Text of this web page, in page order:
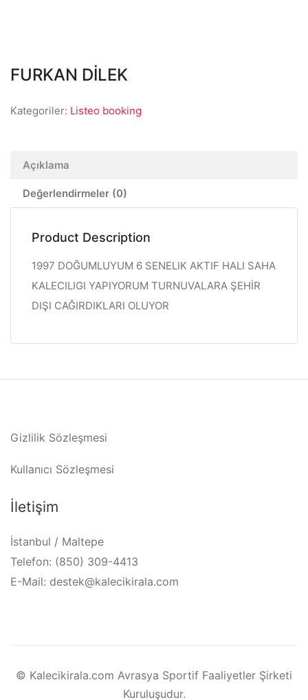
FURKAN DİLEK
Kategoriler: Listeo booking
Açıklama
Değerlendirmeler (0)
Product Description
1997 DOĞUMLUYUM 6 SENELIK AKTIF HALI SAHA
KALECILIGI YAPIYORUM TURNUVALARA ŞEHİR
DIŞI CAĞIRDIKLARI OLUYOR
Gizlilik Sözleşmesi
Kullanıcı Sözleşmesi
İletişim
İstanbul / Maltepe
Telefon: (850) 309-4413
E-Mail: destek@kalecikirala.com
© Kalecikirala.com Avrasya Sportif Faaliyetler Şirketi
Kuruluşudur.